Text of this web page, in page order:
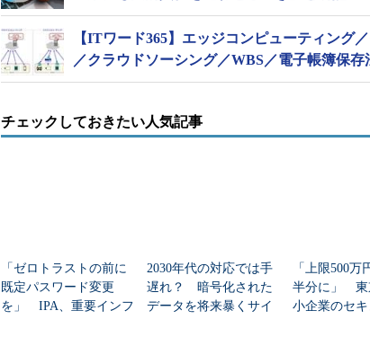
【ITワード365】エッジコンピューティング
／クラウドソーシング／WBS／電子帳簿保存
チェックしておきたい人気記事
「ゼロトラストの前に
既定パスワード変更
を」 IPA、重要インフ
2030年代の対応では手
遅れ？ 暗号化された
データを将来暴くサイ
「上限500万
半分に」 東
小企業のセキ